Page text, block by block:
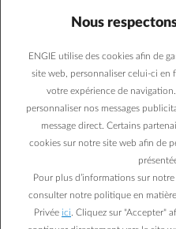
pourcentage de
Pourquoi ?
La Smart App reçoit
Pour limiter la consommation
différentes applications, il n'y a
Lorsqu'il n'y a pas d'activité de
minimum de données sera
d'une session de recharge
Nous
ENGIE utilise des cookies afin de
site web, personnaliser celui-ci
votre expérience de
personnaliser nos messages
message direct. Certains
cookies sur notre site web afin de
Pour plus d’informations sur
consulter notre politique en
Privée ici . Cliquez sur "Accepter"